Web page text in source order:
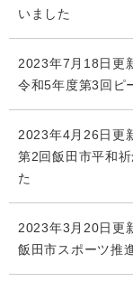
いました
2023年7月18日更
令和5年度第3回ピ
2023年4月26日更
第2回飯田市平和
た
2023年3月20日更
飯田市スポーツ推